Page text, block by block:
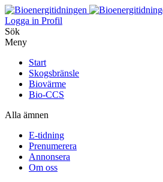
Logga in Profil
Sök
Meny
Start
Skogsbränsle
Biovärme
Bio-CCS
Alla ämnen
E-tidning
Prenumerera
Annonsera
Om oss